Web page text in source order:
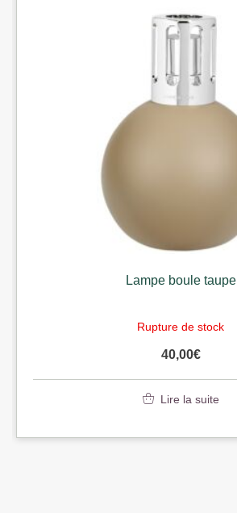
Lampe boule taupe
Rupture de stock
40,00€
Lire la suite